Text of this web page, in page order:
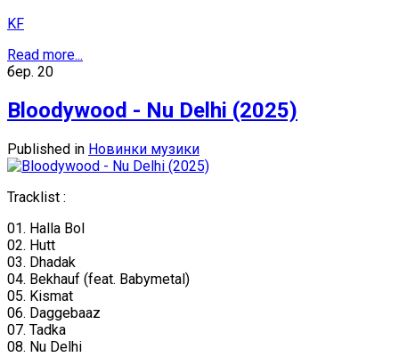
KF
Read more...
бер. 20
Bloodywood - Nu Delhi (2025)
Published in Новинки музики
Tracklist :
01. Halla Bol
02. Hutt
03. Dhadak
04. Bekhauf (feat. Babymetal)
05. Kismat
06. Daggebaaz
07. Tadka
08. Nu Delhi